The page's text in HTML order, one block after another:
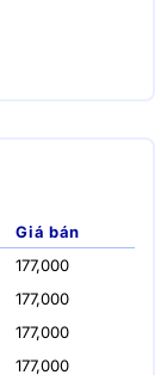
Giá bán
177,000
177,000
177,000
177,000